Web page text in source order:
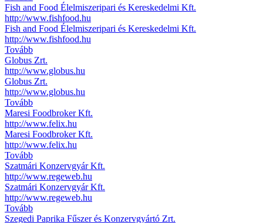
Fish and Food Élelmiszeripari és Kereskedelmi Kft.
http://www.fishfood.hu
Fish and Food Élelmiszeripari és Kereskedelmi Kft.
http://www.fishfood.hu
Tovább
Globus Zrt.
http://www.globus.hu
Globus Zrt.
http://www.globus.hu
Tovább
Maresi Foodbroker Kft.
http://www.felix.hu
Maresi Foodbroker Kft.
http://www.felix.hu
Tovább
Szatmári Konzervgyár Kft.
http://www.regeweb.hu
Szatmári Konzervgyár Kft.
http://www.regeweb.hu
Tovább
Szegedi Paprika Fűszer és Konzervgyártó Zrt.